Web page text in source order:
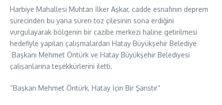
Harbiye Mahallesi Muhtarı İlker Aşkar, cadde esnafının deprem
sürecinden bu yana süren toz çilesinin sona erdiğini
vurgulayarak bölgenin bir cazibe merkezi haline getirilmesi
hedefiyle yapılan çalışmalardan Hatay Büyükşehir Belediye
Başkanı Mehmet Öntürk ve Hatay Büyükşehir Belediyesi
çalışanlarına teşekkürlerini iletti.
“Başkan Mehmet Öntürk, Hatay İçin Bir Şanstır”